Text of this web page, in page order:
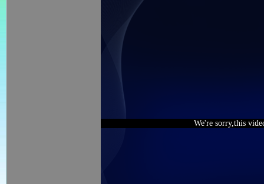
We're sorry,this